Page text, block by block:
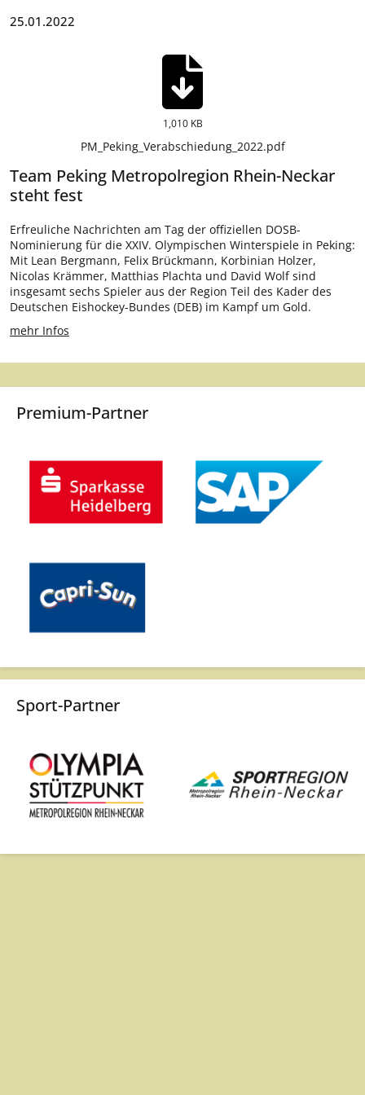
25.01.2022
1,010 KB
PM_Peking_Verabschiedung_2022.pdf
Team Peking Metropolregion Rhein-Neckar
steht fest
Erfreuliche Nachrichten am Tag der offiziellen DOSB-
Nominierung für die XXIV. Olympischen Winterspiele in Peking:
Mit Lean Bergmann, Felix Brückmann, Korbinian Holzer,
Nicolas Krämmer, Matthias Plachta und David Wolf sind
insgesamt sechs Spieler aus der Region Teil des Kader des
Deutschen Eishockey-Bundes (DEB) im Kampf um Gold.
mehr Infos
Premium-Partner
Sport-Partner